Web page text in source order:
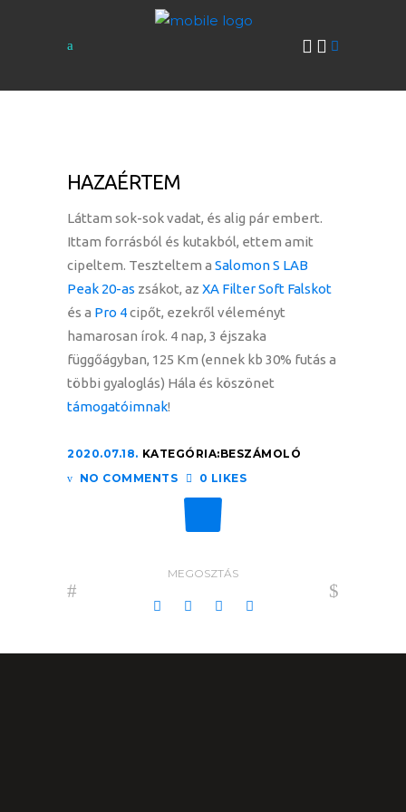
HAZAÉRTEM
Láttam sok-sok vadat, és alig pár embert.
Ittam forrásból és kutakból, ettem amit
cipeltem. Teszteltem a Salomon S LAB
Peak 20-as zsákot, az XA Filter Soft Falskot
és a Pro 4cipőt, ezekről véleményt
hamarosan írok. 4 nap, 3 éjszaka
függőágyban, 125 Km (ennek kb 30% futás a
többi gyaloglás) Hála és köszönet
támogatóimnak!
2020.07.18. KATEGÓRIA:BESZÁMOLÓ
NO COMMENTS
0 LIKES
MEGOSZTÁS